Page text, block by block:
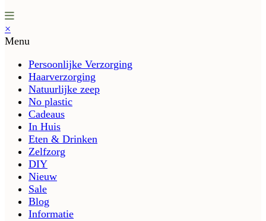
×
Menu
Persoonlijke Verzorging
Haarverzorging
Natuurlijke zeep
No plastic
Cadeaus
In Huis
Eten & Drinken
Zelfzorg
DIY
Nieuw
Sale
Blog
Informatie